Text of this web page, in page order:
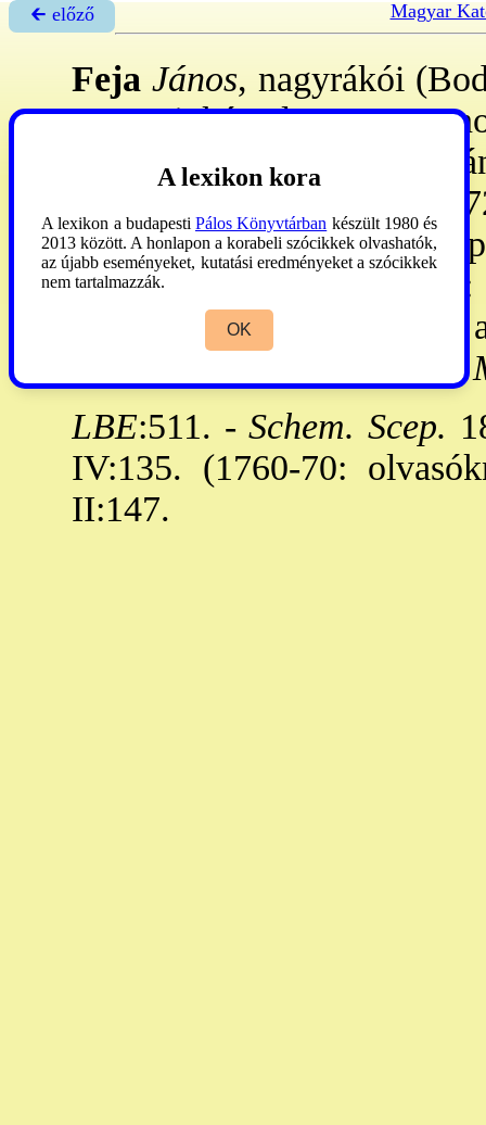
🡰 előző Magyar
Feja János, nagyrákói
Szepesi káptalan, 1784.
családból katolizált.
Pázmáneumban végezte,
VIII. 20: tért haza, 1735:
szepesváraljai plnos,
skutari vál. pp. - Utóda
Antal, a skutari c-en 1790:
LBE:511. - Schem. Scep.
IV:135. (1760-70:
II:147.
A lexikon kora
A lexikon a budapesti Pálos Könyvtárban készült 1980 és
2013 között. A honlapon a korabeli szócikkek olvashatók,
az újabb eseményeket, kutatási eredményeket a szócikkek
nem tartalmazzák.
OK